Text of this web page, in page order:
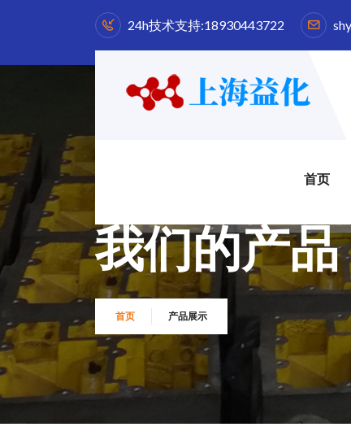
24h技术支持:18930443722
首页
我们的产品
首页 产品展示